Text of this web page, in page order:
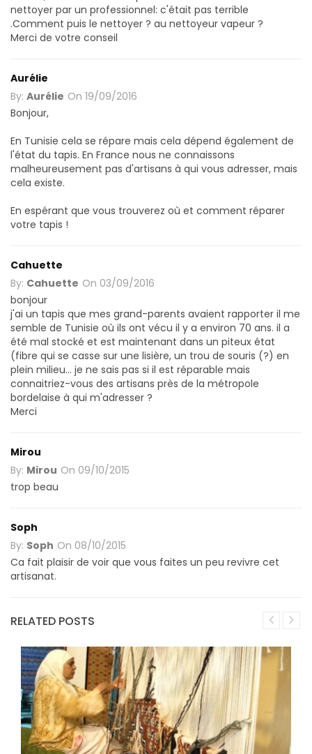
nettoyer par un professionnel: c'était pas terrible
.Comment puis le nettoyer ? au nettoyeur vapeur ?
Merci de votre conseil
Aurélie
By: Aurélie On 19/09/2016
Bonjour,
En Tunisie cela se répare mais cela dépend également de
l'état du tapis. En France nous ne connaissons
malheureusement pas d'artisans à qui vous adresser, mais
cela existe.
En espérant que vous trouverez où et comment réparer
votre tapis !
Cahuette
By: Cahuette On 03/09/2016
bonjour
j'ai un tapis que mes grand-parents avaient rapporter il me
semble de Tunisie où ils ont vécu il y a environ 70 ans. il a
été mal stocké et est maintenant dans un piteux état
(fibre qui se casse sur une lisière, un trou de souris (?) en
plein milieu... je ne sais pas si il est réparable mais
connaitriez-vous des artisans près de la métropole
bordelaise à qui m'adresser ?
Merci
Mirou
By: Mirou On 09/10/2015
trop beau
Soph
By: Soph On 08/10/2015
Ca fait plaisir de voir que vous faites un peu revivre cet
artisanat.
RELATED POSTS